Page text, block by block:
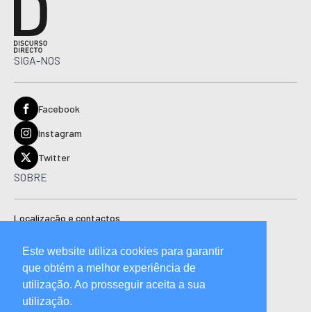
SIGA-NOS
Facebook
Instagram
Twitter
SOBRE
Localização e contactos
Ficha técnica
Manual de boas práticas editoriais e código de conduta
Este website utiliza cookies para garantir
que obtém a melhor experiência de
utilização. Ao prosseguir aceita a sua
utilização.